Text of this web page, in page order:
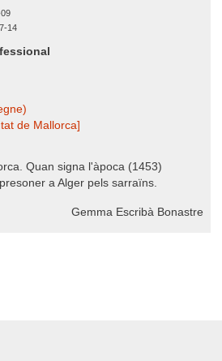
14
de Mallorca]
Quan signa l'àpoca (1453)
a Alger pels sarraïns.
Gemma Escribà Bonastre